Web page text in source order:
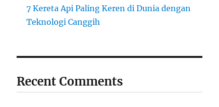
7 Kereta Api Paling Keren di Dunia dengan
Teknologi Canggih
Recent Comments